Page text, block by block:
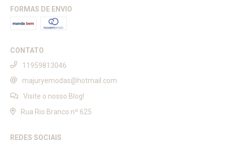
FORMAS DE ENVIO
CONTATO
11959813046
majuryemodas@hotmail.com
Visite o nosso Blog!
Rua Rio Branco nº 625
REDES SOCIAIS